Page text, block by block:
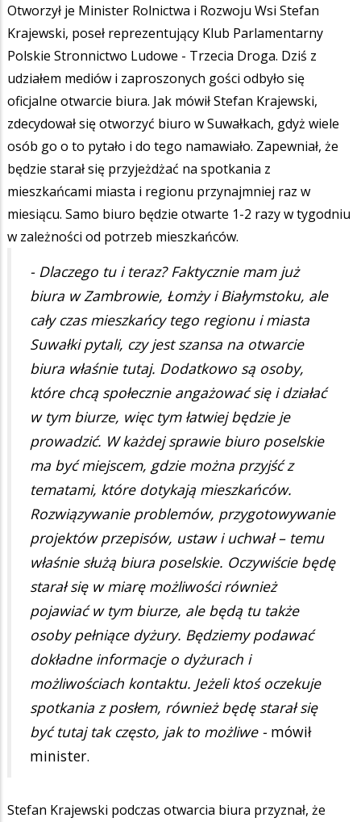
Otworzył je Minister Rolnictwa i Rozwoju Wsi Stefan
Krajewski, poseł reprezentujący Klub Parlamentarny
Polskie Stronnictwo Ludowe - Trzecia Droga. Dziś z
udziałem mediów i zaproszonych gości odbyło się
oficjalne otwarcie biura. Jak mówił Stefan Krajewski,
zdecydował się otworzyć biuro w Suwałkach, gdyż wiele
osób go o to pytało i do tego namawiało. Zapewniał, że
będzie starał się przyjeżdżać na spotkania z
mieszkańcami miasta i regionu przynajmniej raz w
miesiącu. Samo biuro będzie otwarte 1-2 razy w tygodniu
w zależności od potrzeb mieszkańców.
- Dlaczego tu i teraz? Faktycznie mam już
biura w Zambrowie, Łomży i Białymstoku, ale
cały czas mieszkańcy tego regionu i miasta
Suwałki pytali, czy jest szansa na otwarcie
biura właśnie tutaj. Dodatkowo są osoby,
które chcą społecznie angażować się i działać
w tym biurze, więc tym łatwiej będzie je
prowadzić. W każdej sprawie biuro poselskie
ma być miejscem, gdzie można przyjść z
tematami, które dotykają mieszkańców.
Rozwiązywanie problemów, przygotowywanie
projektów przepisów, ustaw i uchwał – temu
właśnie służą biura poselskie. Oczywiście będę
starał się w miarę możliwości również
pojawiać w tym biurze, ale będą tu także
osoby pełniące dyżury. Będziemy podawać
dokładne informacje o dyżurach i
możliwościach kontaktu. Jeżeli ktoś oczekuje
spotkania z posłem, również będę starał się
być tutaj tak często, jak to możliwe - mówił
minister.
Stefan Krajewski podczas otwarcia biura przyznał, że